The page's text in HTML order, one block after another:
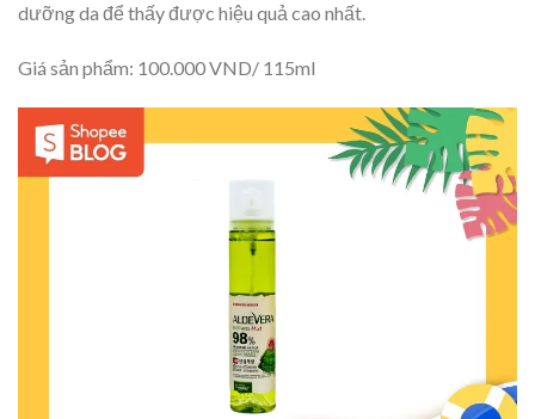
dưỡng da để thấy được hiệu quả cao nhất.
Giá sản phẩm: 100.000 VND/ 115ml